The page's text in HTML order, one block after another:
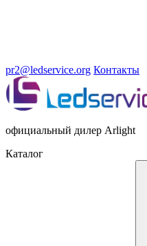
pr2@ledservice.org Контакты
официальный дилер Arlight
Каталог